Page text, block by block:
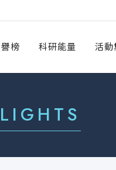
榜 科研能量 活動